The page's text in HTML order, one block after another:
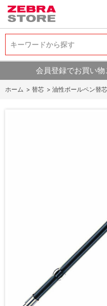
キーワードから探す
キーワードから探す
会員登録でお買い物
ホーム > 替芯 > 油性ボールペン替芯